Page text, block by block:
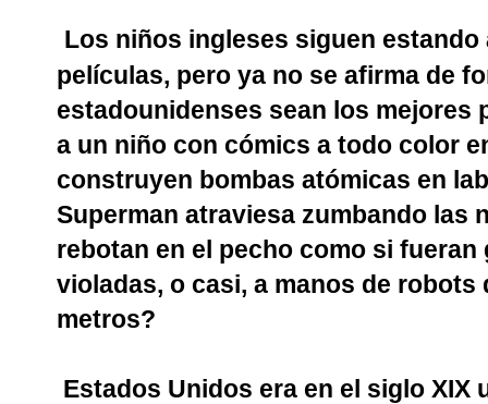
Los niños ingleses siguen
películas, pero ya no se afirma de
estadounidenses sean los mejores
a un niño con cómics a todo color
construyen bombas atómicas en
Superman atraviesa zumbando las
rebotan en el pecho como si
violadas, o casi, a manos de
metros?
Estados Unidos era en el siglo